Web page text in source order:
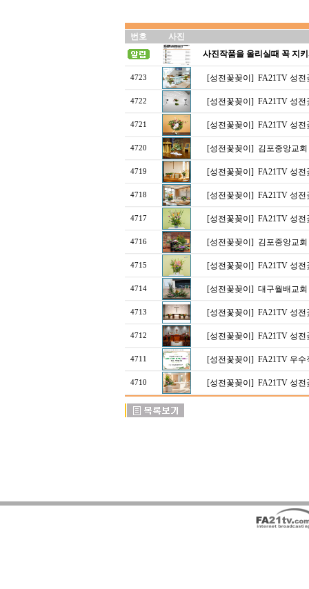
번호
사진
사진작품을 올리실때 꼭 지
4723 [성전꽃꽂이] FA21TV 성전
4722 [성전꽃꽂이] FA21TV 성전
4721 [성전꽃꽂이] FA21TV 성전
4720 [성전꽃꽂이] 김포중앙교
4719 [성전꽃꽂이] FA21TV 성전
4718 [성전꽃꽂이] FA21TV 성전
4717 [성전꽃꽂이] FA21TV 성전
4716 [성전꽃꽂이] 김포중앙교회
4715 [성전꽃꽂이] FA21TV 성전
4714 [성전꽃꽂이] 대구월배교
4713 [성전꽃꽂이] FA21TV 성전
4712 [성전꽃꽂이] FA21TV 성전
4711 [성전꽃꽂이] FA21TV 우수
4710 [성전꽃꽂이] FA21TV 성전